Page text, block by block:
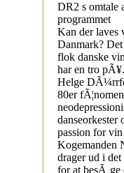
DR2 s omtale
programmet
Kan der laves
Danmark?
flok danske
har en tro pÃ¥.
Helge
80er
danseorkester
passion for
Kogemanden
drager ud i det
for at besÃ¸ge